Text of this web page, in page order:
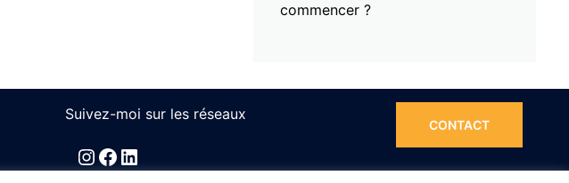
commencer ?
Suivez-moi sur les réseaux
Instagram
Facebook
LinkedIn
CONTACT